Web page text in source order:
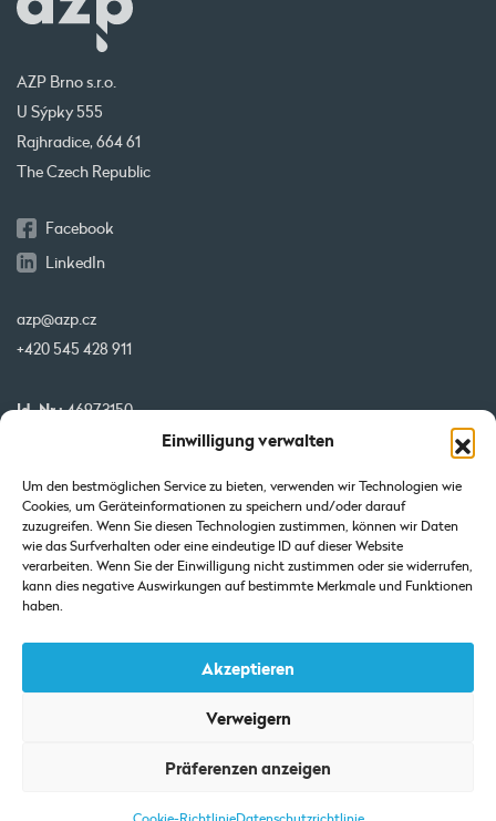
Einwilligung verwalten
Um den bestmöglichen Service zu bieten, verwenden wir Technologien wie
Cookies, um Geräteinformationen zu speichern und/oder darauf
zuzugreifen. Wenn Sie diesen Technologien zustimmen, können wir Daten
wie das Surfverhalten oder eine eindeutige ID auf dieser Website
verarbeiten. Wenn Sie der Einwilligung nicht zustimmen oder sie widerrufen,
kann dies negative Auswirkungen auf bestimmte Merkmale und Funktionen
haben.
Akzeptieren
Verweigern
Präferenzen anzeigen
AZP Brno s.r.o.
U Sýpky 555
Rajhradice, 664 61
The Czech Republic
Facebook
LinkedIn
azp@azp.cz
+420 545 428 911
Id. Nr.:46973150
CZ46973150
BIC:GIBA CZ PX
Unsere Projekte werden von der EU kofinanziert
Brünn-Abteilung C-Einlage 7425.